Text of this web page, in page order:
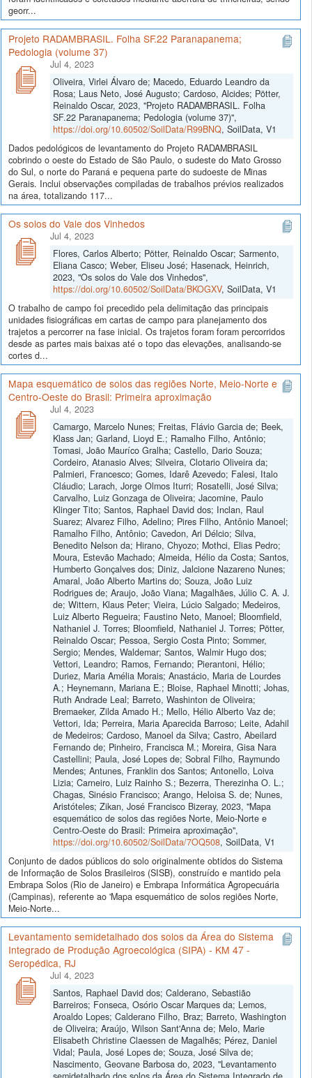
georr...
Projeto RADAMBRASIL. Folha SF.22 Paranapanema;
Pedologia (volume 37)
Jul 4, 2023
Oliveira, Virlei Álvaro de; Macedo, Eduardo Leandro da
Rosa; Laus Neto, José Augusto; Cardoso, Alcides; Pötter,
Reinaldo Oscar, 2023, "Projeto RADAMBRASIL. Folha
SF.22 Paranapanema; Pedologia (volume 37)",
https://doi.org/10.60502/SoilData/R99BNQ, SoilData, V1
Dados pedológicos de levantamento do Projeto RADAMBRASIL
cobrindo o oeste do Estado de São Paulo, o sudeste do Mato Grosso
do Sul, o norte do Paraná e pequena parte do sudoeste de Minas
Gerais. Inclui observações compiladas de trabalhos prévios realizados
na área, totalizando 117...
Os solos do Vale dos Vinhedos
Jul 4, 2023
Flores, Carlos Alberto; Pötter, Reinaldo Oscar; Sarmento,
Eliana Casco; Weber, Eliseu José; Hasenack, Heinrich,
2023, "Os solos do Vale dos Vinhedos",
https://doi.org/10.60502/SoilData/BKOGXV, SoilData, V1
O trabalho de campo foi precedido pela delimitação das principais
unidades fisiográficas em cartas de campo para planejamento dos
trajetos a percorrer na fase inicial. Os trajetos foram foram percorridos
desde as partes mais baixas até o topo das elevações, analisando-se
cortes d...
Mapa esquemático de solos das regiões Norte, Meio-Norte e
Centro-Oeste do Brasil: Primeira aproximação
Jul 4, 2023
Camargo, Marcelo Nunes; Freitas, Flávio Garcia de; Beek,
Klass Jan; Garland, Lioyd E.; Ramalho Filho, Antônio;
Tomasi, João Mauríco Gralha; Castello, Dario Souza;
Cordeiro, Atanasio Alves; Silveira, Clotario Oliveira da;
Palmieri, Francesco; Gomes, Idarê Azevedo; Falesi, Italo
Cláudio; Larach, Jorge Olmos Iturri; Rosatelli, José Silva;
Carvalho, Luiz Gonzaga de Oliveira; Jacomine, Paulo
Klinger Tito; Santos, Raphael David dos; Inclan, Raul
Suarez; Alvarez Filho, Adelino; Pires Filho, Antônio Manoel;
Ramalho Filho, Antônio; Cavedon, Ari Délcio; Silva,
Benedito Nelson da; Hirano, Chyozo; Mothci, Elias Pedro;
Moura, Estevão Machado; Almeida, Hélio da Costa; Santos,
Humberto Gonçalves dos; Diniz, Jalcione Nazareno Nunes;
Amaral, João Alberto Martins do; Souza, João Luiz
Rodrigues de; Araujo, João Viana; Magalhães, Júlio C. A. J.
de; Wittern, Klaus Peter; Vieira, Lúcio Salgado; Medeiros,
Luiz Alberto Regueira; Faustino Neto, Manoel; Bloomfield,
Nathaniel J. Torres; Bloomfield, Nathaniel J. Torres; Pötter,
Reinaldo Oscar; Pessoa, Sergio Costa Pinto; Sommer,
Sergio; Mendes, Waldemar; Santos, Walmir Hugo dos;
Vettori, Leandro; Ramos, Fernando; Pierantoni, Hélio;
Duriez, Maria Amélia Morais; Anastácio, Maria de Lourdes
A.; Heynemann, Mariana E.; Bloise, Raphael Minotti; Johas,
Ruth Andrade Leal; Barreto, Washinton de Oliveira;
Bremaeker, Zilda Amado H.; Mello, Hélio Alberto Vaz de;
Vettori, Ida; Perreira, Maria Aparecida Barroso; Leite, Adahil
de Medeiros; Cardoso, Manoel da Silva; Castro, Abeilard
Fernando de; Pinheiro, Francisca M.; Moreira, Gisa Nara
Castellini; Paula, José Lopes de; Sobral Filho, Raymundo
Mendes; Antunes, Franklin dos Santos; Antonello, Loiva
Lizia; Carneiro, Luiz Rainho S.; Bezerra, Therezinha O. L.;
Chagas, Sinésio Francisco; Arango, Heloisa S. de; Nunes,
Aristóteles; Zikan, José Francisco Bizeray, 2023, "Mapa
esquemático de solos das regiões Norte, Meio-Norte e
Centro-Oeste do Brasil: Primeira aproximação",
https://doi.org/10.60502/SoilData/7OQ508, SoilData, V1
Conjunto de dados públicos do solo originalmente obtidos do Sistema
de Informação de Solos Brasileiros (SISB), construído e mantido pela
Embrapa Solos (Rio de Janeiro) e Embrapa Informática Agropecuária
(Campinas), referente ao 'Mapa esquemático de solos regiões Norte,
Meio-Norte...
Levantamento semidetalhado dos solos da Área do Sistema
Integrado de Produção Agroecológica (SIPA) - KM 47 -
Seropédica, RJ
Jul 4, 2023
Santos, Raphael David dos; Calderano, Sebastião
Barreiros; Fonseca, Osório Oscar Marques da; Lemos,
Aroaldo Lopes; Calderano Filho, Braz; Barreto, Washington
de Oliveira; Araújo, Wilson Sant'Anna de; Melo, Marie
Elisabeth Christine Claessen de Magalhẽs; Pérez, Daniel
Vidal; Paula, José Lopes de; Souza, José Silva de;
Nascimento, Geovane Barbosa do, 2023, "Levantamento